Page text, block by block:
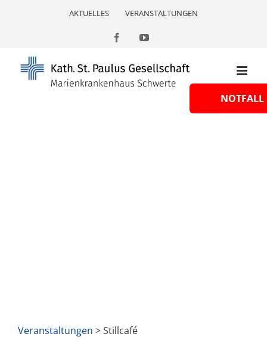
AKTUELLES VERANSTALTUNGEN
FacebookYouTube
Veranstaltungen > Stillcafé
NOTFALL